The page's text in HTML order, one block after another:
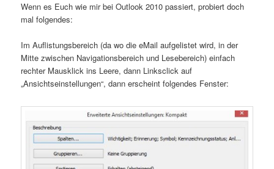
Wenn es Euch wie mir bei Outlook 2010 passiert, probiert doch
mal folgendes:
Im Auflistungsbereich (da wo die eMail aufgelistet wird, in der
Mitte zwischen Navigationsbereich und Lesebereich) einfach
rechter Mausklick ins Leere, dann Linksclick auf
„Ansichtseinstellungen“, dann erscheint folgendes Fenster: